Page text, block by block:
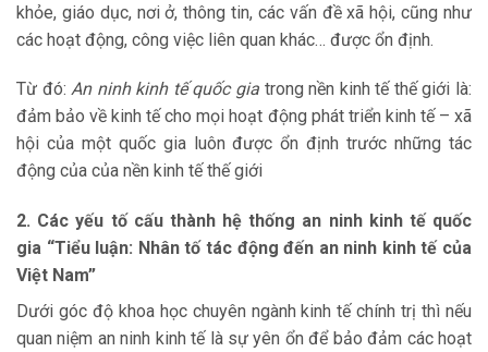
khỏe, giáo dục, nơi ở, thông tin, các vấn đề xã hội, cũng như
các hoạt động, công việc liên quan khác… được ổn định.
Từ đó:An ninh kinh tế quốc gia trong nền kinh tế thế giới là:
đảm bảo về kinh tế cho mọi hoạt động phát triển kinh tế – xã
hội của một quốc gia luôn được ổn định trước những tác
động của của nền kinh tế thế giới
2. Các yếu tố cấu thành hệ thống an ninh kinh tế quốc
gia “Tiểu luận: Nhân tố tác động đến an ninh kinh tế của
Việt Nam”
Dưới góc độ khoa học chuyên ngành kinh tế chính trị thì nếu
quan niệm an ninh kinh tế là sự yên ổn để bảo đảm các hoạt